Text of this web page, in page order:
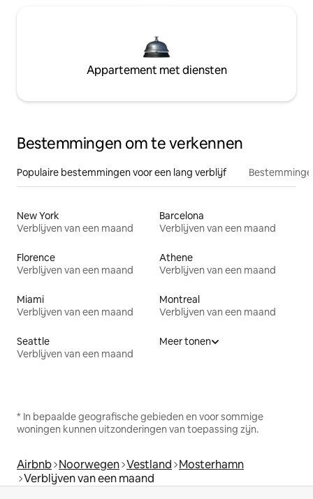
Appartement met diensten
Bestemmingen om te verkennen
Populaire bestemmingen voor een lang verblijf
New York
Verblijven van een maand
Barcelona
Verblijven van een maand
Florence
Verblijven van een maand
Athene
Verblijven van een maand
Miami
Verblijven van een maand
Montreal
Verblijven van een maand
Seattle
Verblijven van een maand
Meer tonen
* In bepaalde geografische gebieden en voor sommige
woningen kunnen uitzonderingen van toepassing zijn.
Airbnb Noorwegen Vestland Mosterhamn
Verblijven van een maand